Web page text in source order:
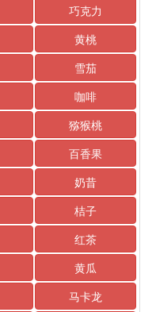
巧克力
黄桃
雪茄
咖啡
猕猴桃
百香果
奶昔
桔子
红茶
黄瓜
马卡龙